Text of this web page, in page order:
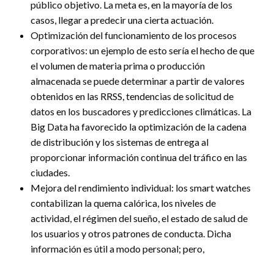
público objetivo. La meta es, en la mayoría de los
casos, llegar a predecir una cierta actuación.
Optimización del funcionamiento de los procesos
corporativos: un ejemplo de esto sería el hecho de que
el volumen de materia prima o producción
almacenada se puede determinar a partir de valores
obtenidos en las RRSS, tendencias de solicitud de
datos en los buscadores y predicciones climáticas. La
Big Data ha favorecido la optimización de la cadena
de distribución y los sistemas de entrega al
proporcionar información continua del tráfico en las
ciudades.
Mejora del rendimiento individual: los smart watches
contabilizan la quema calórica, los niveles de
actividad, el régimen del sueño, el estado de salud de
los usuarios y otros patrones de conducta. Dicha
información es útil a modo personal; pero,